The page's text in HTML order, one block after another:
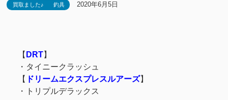
買取ました♪ 釣具 2020年6月5日
【 DRT】
・タイニークラッシュ
【 ドリームエクスプレスルアーズ】
・トリプルデラックス